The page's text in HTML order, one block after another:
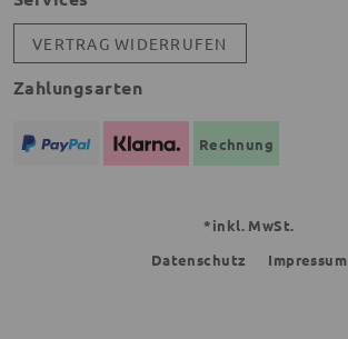
VERTRAG WIDERRUFEN
Zahlungsarten
Rechnung
*inkl. MwSt.
Datenschutz
Impressum